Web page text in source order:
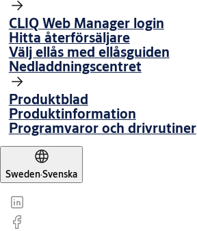
CLIQ Web Manager login
Hitta återförsäljare
Välj ellås med ellåsguiden
Nedladdningscentret
Produktblad
Produktinformation
Programvaror och drivrutiner
Sweden·Svenska